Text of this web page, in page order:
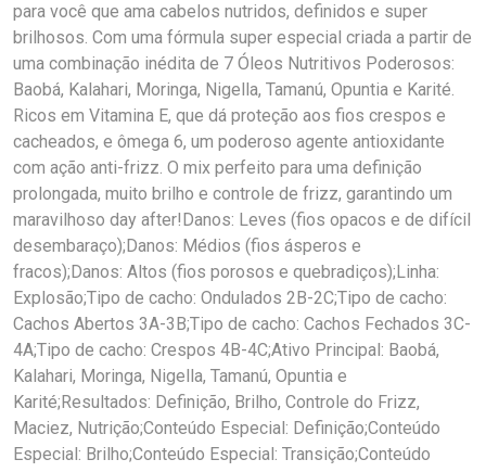
para você que ama cabelos nutridos, definidos e super
brilhosos. Com uma fórmula super especial criada a partir de
uma combinação inédita de 7 Óleos Nutritivos Poderosos:
Baobá, Kalahari, Moringa, Nigella, Tamanú, Opuntia e Karité.
Ricos em Vitamina E, que dá proteção aos fios crespos e
cacheados, e ômega 6, um poderoso agente antioxidante
com ação anti-frizz. O mix perfeito para uma definição
prolongada, muito brilho e controle de frizz, garantindo um
maravilhoso day after!Danos: Leves (fios opacos e de difícil
desembaraço);Danos: Médios (fios ásperos e
fracos);Danos: Altos (fios porosos e quebradiços);Linha:
Explosão;Tipo de cacho: Ondulados 2B-2C;Tipo de cacho:
Cachos Abertos 3A-3B;Tipo de cacho: Cachos Fechados 3C-
4A;Tipo de cacho: Crespos 4B-4C;Ativo Principal: Baobá,
Kalahari, Moringa, Nigella, Tamanú, Opuntia e
Karité;Resultados: Definição, Brilho, Controle do Frizz,
Maciez, Nutrição;Conteúdo Especial: Definição;Conteúdo
Especial: Brilho;Conteúdo Especial: Transição;Conteúdo